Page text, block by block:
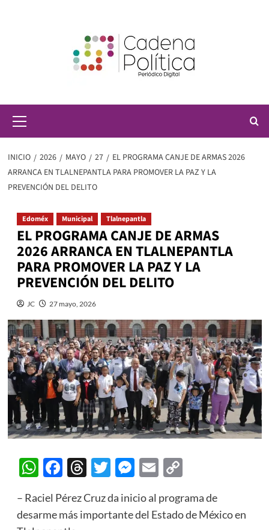
principal
INICIO 2026 MAYO 27
EL PROGRAMA CANJE DE ARMAS 2026
ARRANCA EN TLALNEPANTLA PARA PROMOVER LA PAZ Y LA
PREVENCIÓN DEL DELITO
Edoméx Municipal Tlalnepantla
EL PROGRAMA CANJE DE ARMAS
2026 ARRANCA EN TLALNEPANTLA
PARA PROMOVER LA PAZ Y LA
PREVENCIÓN DEL DELITO
JC 27 mayo, 2026
WhatsApp
Facebook
Threads
Twitter
Messenger
EmailCopy
– Raciel Pérez Cruz da inicio al programa de
desarme más importante del Estado de México en